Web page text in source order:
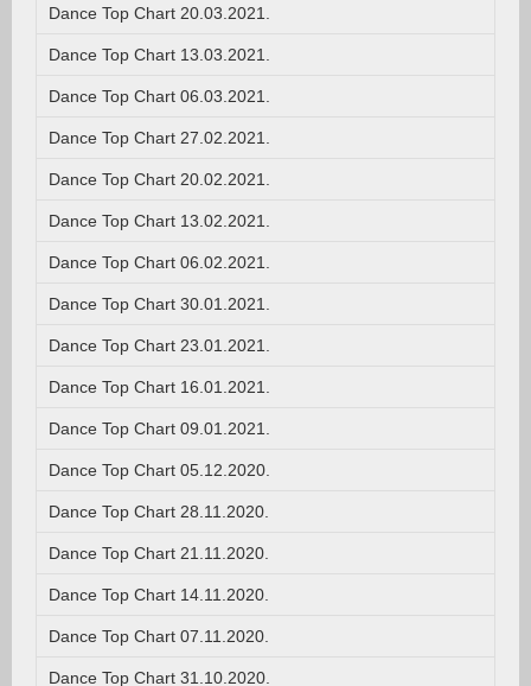
Dance Top Chart 20.03.2021.
Dance Top Chart 13.03.2021.
Dance Top Chart 06.03.2021.
Dance Top Chart 27.02.2021.
Dance Top Chart 20.02.2021.
Dance Top Chart 13.02.2021.
Dance Top Chart 06.02.2021.
Dance Top Chart 30.01.2021.
Dance Top Chart 23.01.2021.
Dance Top Chart 16.01.2021.
Dance Top Chart 09.01.2021.
Dance Top Chart 05.12.2020.
Dance Top Chart 28.11.2020.
Dance Top Chart 21.11.2020.
Dance Top Chart 14.11.2020.
Dance Top Chart 07.11.2020.
Dance Top Chart 31.10.2020.